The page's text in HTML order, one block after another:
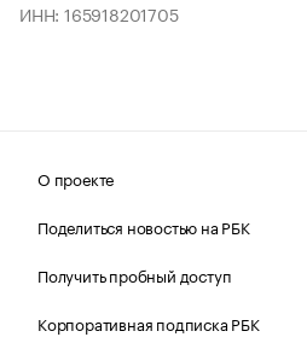
ИНН: 165918201705
О проекте
Поделиться новостью на РБК
Получить пробный доступ
Корпоративная подписка РБК